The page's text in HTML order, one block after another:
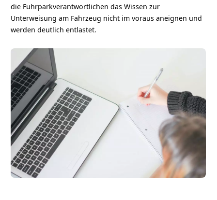
die Fuhrparkverantwortlichen das Wissen zur
Unterweisung am Fahrzeug nicht im voraus aneignen und
werden deutlich entlastet.